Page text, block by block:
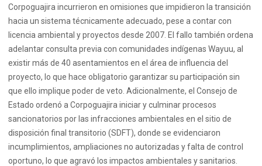
Corpoguajira incurrieron en omisiones que impidieron la transición
hacia un sistema técnicamente adecuado, pese a contar con
licencia ambiental y proyectos desde 2007. El fallo también ordena
adelantar consulta previa con comunidades indígenas Wayuu, al
existir más de 40 asentamientos en el área de influencia del
proyecto, lo que hace obligatorio garantizar su participación sin
que ello implique poder de veto. Adicionalmente, el Consejo de
Estado ordenó a Corpoguajira iniciar y culminar procesos
sancionatorios por las infracciones ambientales en el sitio de
disposición final transitorio (SDFT), donde se evidenciaron
incumplimientos, ampliaciones no autorizadas y falta de control
oportuno, lo que agravó los impactos ambientales y sanitarios.